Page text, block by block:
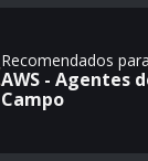
Recomendados
AWS - Agentes
Campo